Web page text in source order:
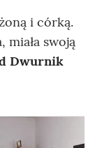
i córką.
swoją
Dwurnik